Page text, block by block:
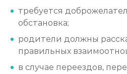
требуется
обстановка;
родители должны
правильных
в случае переездов,